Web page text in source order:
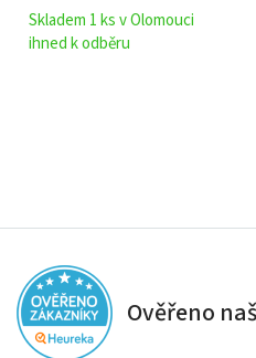
Skladem 1 ks v Olomouci
ihned k odběru
Ověřeno